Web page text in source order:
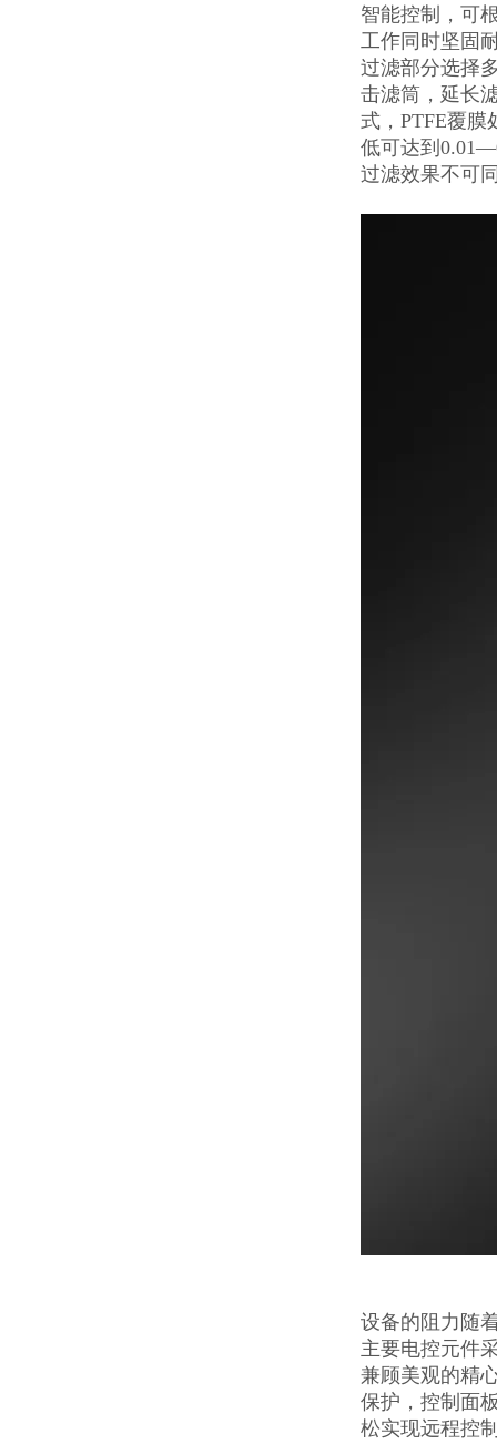
智能控制，可
工作同时坚固
过滤部分选择
击滤筒，延长
式，PTFE覆膜
低可达到
过滤效果不可
设备的阻力随
主要电控元件
兼顾美观的精
保护，控制面
松实现远程控